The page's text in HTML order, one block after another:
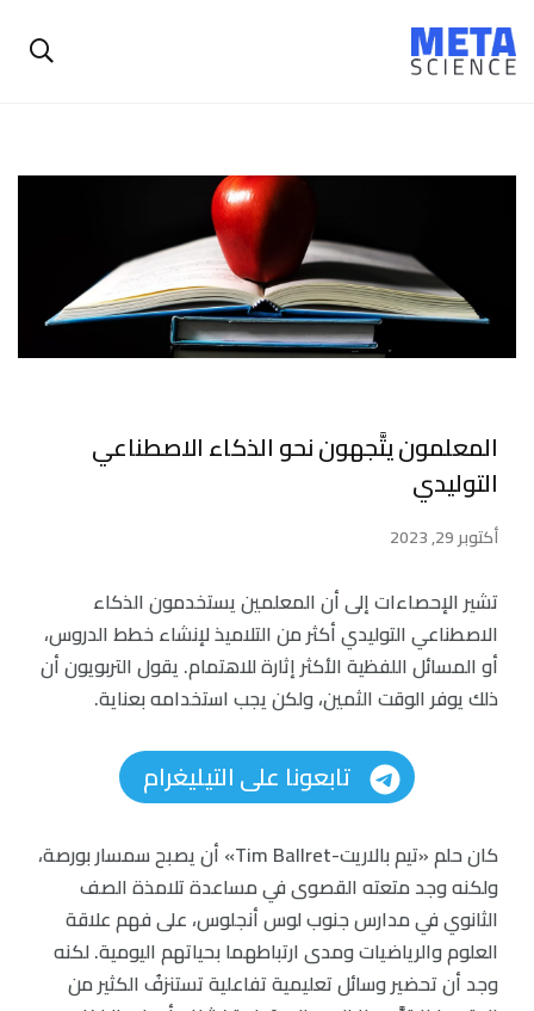
المعلمون يتَّجهون نحو الذكاء الاصطناعي
التوليدي
أكتوبر 29, 2023
تشير الإحصاءات إلى أن المعلمين يستخدمون الذكاء
الاصطناعي التوليدي أكثر من التلاميذ لإنشاء خطط الدروس،
أو المسائل اللفظية الأكثر إثارة للاهتمام. يقول التربويون أن
ذلك يوفر الوقت الثمين، ولكن يجب استخدامه بعناية.
تابعونا على التيليغرام
كان حلم «تيم بالاريت-Tim Ballret» أن يصبح سمسار بورصة،
ولكنه وجد متعته القصوى في مساعدة تلامذة الصف
الثانوي في مدارس جنوب لوس أنجلوس، على فهم علاقة
العلوم والرياضيات ومدى ارتباطهما بحياتهم اليومية. لكنه
وجد أن تحضير وسائل تعليمية تفاعلية تستنزفُ الكثير من